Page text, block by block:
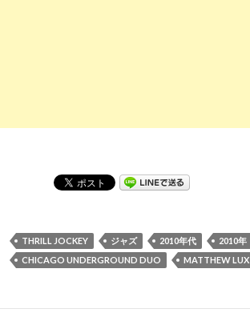
THRILL JOCKEY ジャズ 2010年代
2010年
CHICAGO UNDERGROUND DUO
MATTHEW LUX